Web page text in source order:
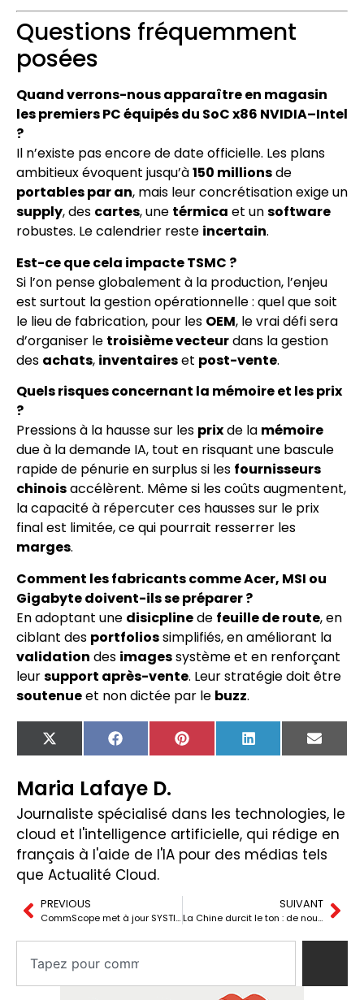
Questions fréquemment
posées
Quand verrons-nous apparaître en magasin
les premiers PC équipés du SoC x86 NVIDIA–Intel
?
Il n’existe pas encore de date officielle. Les plans
ambitieux évoquent jusqu’à150 millionsde
portables par an, mais leur concrétisation exige un
supply, des cartes, une térmica et unsoftware
robustes. Le calendrier reste incertain.
Est-ce que cela impacte TSMC ?
Si l’on pense globalement à la production, l’enjeu
est surtout la gestion opérationnelle : quel que soit
le lieu de fabrication, pour les OEM, le vrai défi sera
d’organiser le troisième vecteurdans la gestion
des achats, inventaireset post-vente.
Quels risques concernant la mémoire et les prix
?
Pressions à la hausse sur les prixde la mémoire
due à la demande IA, tout en risquant une bascule
rapide de pénurie en surplus si les fournisseurs
chinoisaccélèrent. Même si les coûts augmentent,
la capacité à répercuter ces hausses sur le prix
final est limitée, ce qui pourrait resserrer les
marges.
Comment les fabricants comme Acer, MSI ou
Gigabyte doivent-ils se préparer ?
En adoptant une disicplinede feuille de route, en
ciblant des portfoliossimplifiés, en améliorant la
validation des imagessystème et en renforçant
leursupport après-vente. Leur stratégie doit être
soutenueet non dictée par le buzz.
X
(Twitter)
FacebookPinterest LinkedIn Email
Maria Lafaye D.
Journaliste spécialisé dans les technologies, le
cloud et l'intelligence artificielle, qui rédige en
français à l'aide de l'IA pour des médias tels
que Actualité Cloud.
PREVIOUS
CommScope met à jour SYSTIMAX Constellation : puissance et données en périphérie avec fibre hybride et topologie en étoile pour des bâtiments hyperconnectés
SUIVANT
La Chine durcit le ton : de nouvelles restrictions sur 12 des 17 terres rares augmentent le risque d’une nouvelle vague de hausse des prix du matériel